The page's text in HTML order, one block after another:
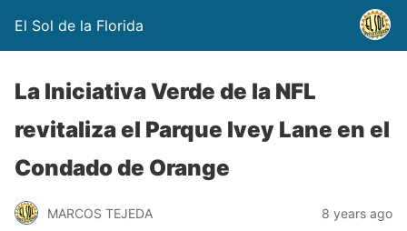
El Sol de la Florida
La Iniciativa Verde de la NFL
revitaliza el Parque Ivey Lane en el
Condado de Orange
MARCOS TEJEDA 8 years ago